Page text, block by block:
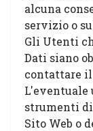
alcuna
servizio o
Gli Utenti
Dati siano
contattare
L'eventuale
strumenti
Sito Web o